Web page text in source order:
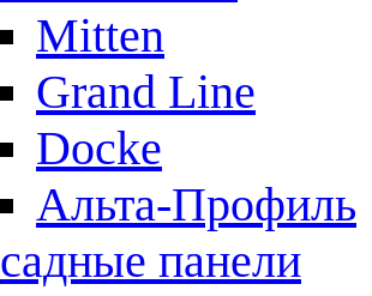
Mitten
Grand Line
Docke
Альта-Профиль
панели